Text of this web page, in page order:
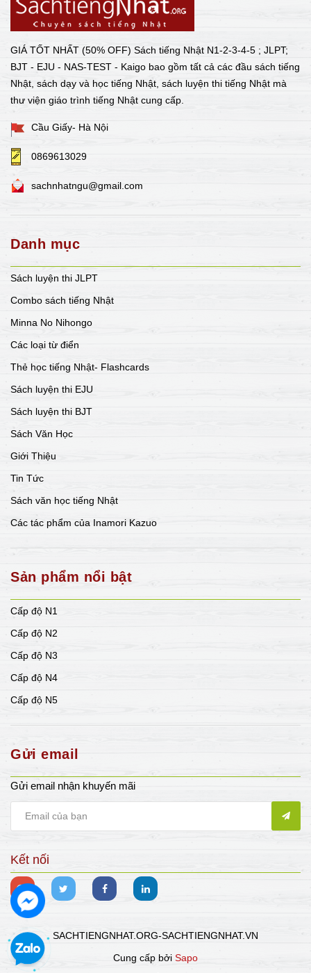
GIÁ TỐT NHẤT (50% OFF) Sách tiếng Nhật N1-2-3-4-5 ; JLPT;
BJT - EJU - NAS-TEST - Kaigo bao gồm tất cả các đầu sách tiếng
Nhật, sách dạy và học tiếng Nhật, sách luyện thi tiếng Nhật mà
thư viện giáo trình tiếng Nhật cung cấp.
Cầu Giấy- Hà Nội
0869613029
sachnhatngu@gmail.com
Danh mục
Sách luyện thi JLPT
Combo sách tiếng Nhật
Minna No Nihongo
Các loại từ điển
Thẻ học tiếng Nhật- Flashcards
Sách luyện thi EJU
Sách luyện thi BJT
Sách Văn Học
Giới Thiệu
Tin Tức
Sách văn học tiếng Nhật
Các tác phẩm của Inamori Kazuo
Sản phẩm nổi bật
Cấp độ N1
Cấp độ N2
Cấp độ N3
Cấp độ N4
Cấp độ N5
Gửi email
Gửi email nhận khuyến mãi
Kết nối
SACHTIENGNHAT.ORG-SACHTIENGNHAT.VN
Cung cấp bởi Sapo